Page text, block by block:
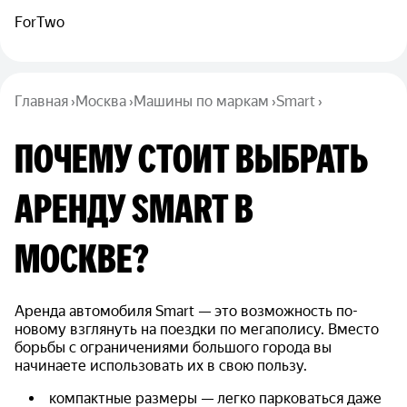
ForTwo
Главная ›Москва ›Машины по маркам ›Smart ›
ПОЧЕМУ СТОИТ ВЫБРАТЬ
АРЕНДУ SMART В
МОСКВЕ?
Аренда автомобиля Smart — это возможность по-
новому взглянуть на поездки по мегаполису. Вместо
борьбы с ограничениями большого города вы
начинаете использовать их в свою пользу.
компактные размеры — легко парковаться даже